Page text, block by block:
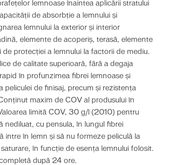
lemnoase înaintea aplicării stratului
de absorbție a lemnului și
lemnului la exterior și interior
elemente de acoperiş, terasă, elemente
protecţiei a lemnului la factorii de mediu.
de calitate superioară, fără a degaja
în profunzimea fibrei lemnoase și
peliculei de finisaj, precum și rezistența
maxim de COV al produsului în
limită COV, 30 g/l (2010) pentru
nediluat, cu pensula, în lungul fibrei
intre în lemn şi să nu formeze peliculă la
în funcţie de esenţa lemnului folosit.
după 24 ore.